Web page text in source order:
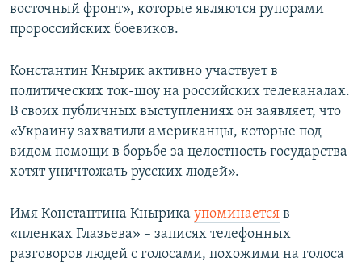
восточный фронт», которые являются рупорами
пророссийских боевиков.
Константин Кнырик активно участвует в
политических ток-шоу на российских телеканалах.
В своих публичных выступлениях он заявляет, что
«Украину захватили американцы, которые под
видом помощи в борьбе за целостность государства
хотят уничтожать русских людей».
Имя Константина Кнырика упоминается в
«пленках Глазьева» – записях телефонных
разговоров людей с голосами, похожими на голоса